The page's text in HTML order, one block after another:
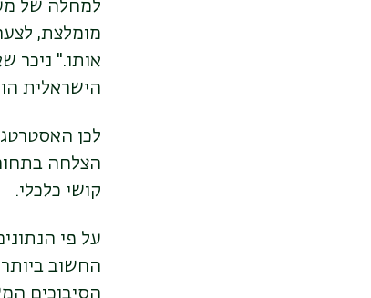
למחלה של
מומלצת,
אותו." ניכר
הישראלית
לכן
הצלחה
קושי כלכלי.
על פי
החשוב